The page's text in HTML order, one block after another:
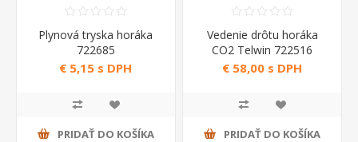
Plynová tryska horáka
722685
€ 5,15 s DPH
PRIDAŤ DO KOŠÍKA
Vedenie drôtu horáka
CO2 Telwin 722516
€ 58,00 s DPH
PRIDAŤ DO KOŠÍKA